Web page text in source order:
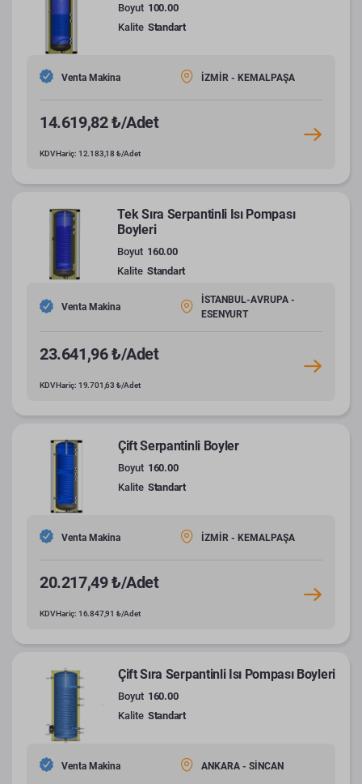
Boyut 100.00
Kalite Standart
Venta Makina İZMİR - KEMALPAŞA
14.619,82 ₺/Adet
KDV Hariç: 12.183,18 ₺/Adet
Tek Sıra Serpantinli Isı Pompası
Boyleri
Boyut 160.00
Kalite Standart
Venta Makina
İSTANBUL-AVRUPA -
ESENYURT
23.641,96 ₺/Adet
KDV Hariç: 19.701,63 ₺/Adet
Çift Serpantinli Boyler
Boyut 160.00
Kalite Standart
Venta Makina İZMİR - KEMALPAŞA
20.217,49 ₺/Adet
KDV Hariç: 16.847,91 ₺/Adet
Çift Sıra Serpantinli Isı Pompası Boyleri
Boyut 160.00
Kalite Standart
Venta Makina ANKARA - SİNCAN